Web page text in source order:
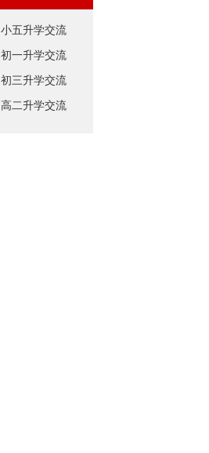
小五升学交流
初一升学交流
初三升学交流
高二升学交流